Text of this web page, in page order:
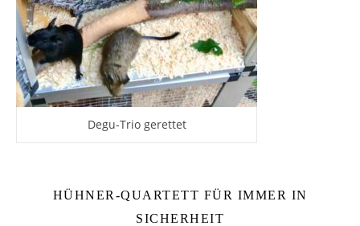
Degu-Trio gerettet
HÜHNER-QUARTETT FÜR IMMER IN
SICHERHEIT